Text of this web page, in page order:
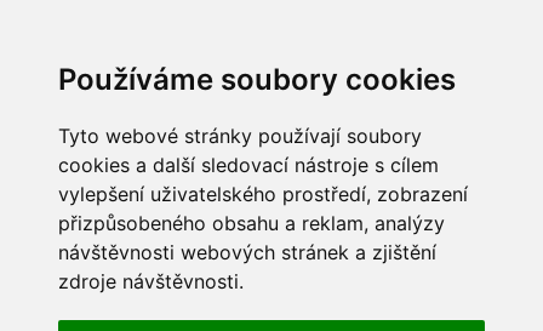
Používáme soubory cookies
Tyto webové stránky používají soubory
cookies a další sledovací nástroje s cílem
vylepšení uživatelského prostředí, zobrazení
přizpůsobeného obsahu a reklam, analýzy
návštěvnosti webových stránek a zjištění
zdroje návštěvnosti.